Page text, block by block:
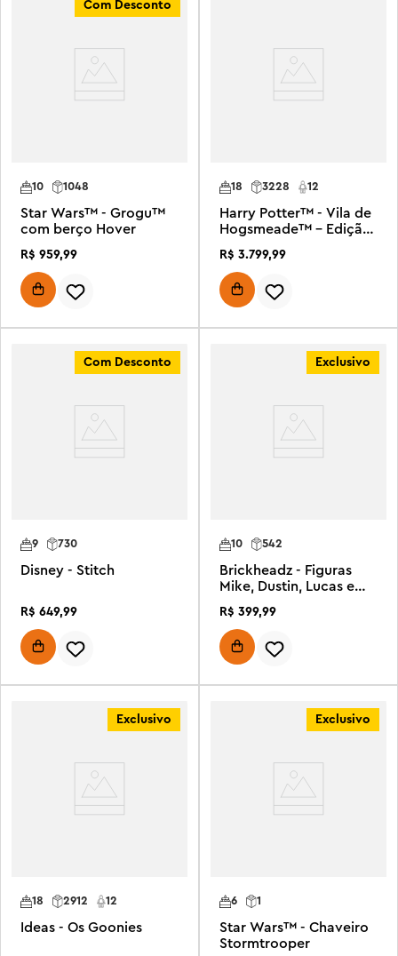
Com Desconto
10 1048
Star Wars™ - Grogu™
com berço Hover
R$ 959,99
18 12
3228
Harry Potter™ - Vila de
Hogsmeade™ – Edição
R$ 3.799,99
Com Desconto
730
9
Disney - Stitch
R$ 649,99
Exclusivo
542
10
Brickheadz - Figuras
Mike, Dustin, Lucas e
R$ 399,99
Exclusivo
12
18 2912
Ideas - Os Goonies
Exclusivo
1
6
Star Wars™ - Chaveiro
Stormtrooper